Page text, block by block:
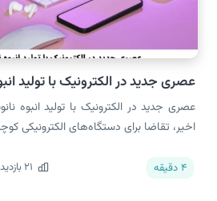
عصری جدید در الکترونیک با تولید
عصری جدید در الکترونیک با تولید انبوه
اخیر، تقاضا برای دستگاه‌های الکترونیکی
4 دقیقه 21 بازدید